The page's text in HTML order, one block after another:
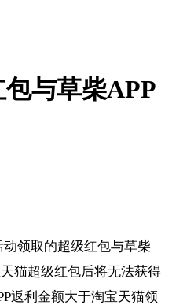
与草柴APP
领取的超级红包与草柴
猫超级红包后将无法获得
返利金额大于淘宝天猫领